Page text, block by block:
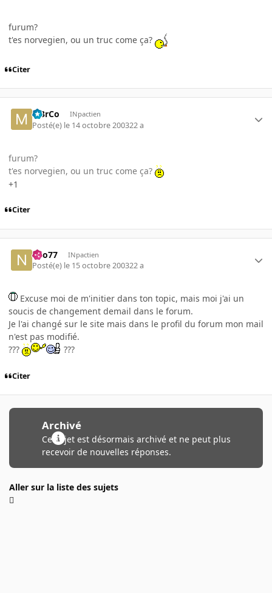
furum?
t'es norvegien, ou un truc come ça?
Citer
M3rCo INpactien
Posté(e) le 14 octobre 200322 a
furum?
t'es norvegien, ou un truc come ça?
+1
Citer
neo77 INpactien
Posté(e) le 15 octobre 200322 a
Excuse moi de m'initier dans ton topic, mais moi j'ai un
soucis de changement demail dans le forum.
Je l'ai changé sur le site mais dans le profil du forum mon mail
n'est pas modifié.
???
???
Citer
Archivé
Ce sujet est désormais archivé et ne peut plus
recevoir de nouvelles réponses.
Aller sur la liste des sujets